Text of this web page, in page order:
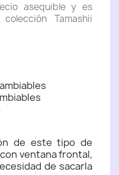
asequible y es
Tamashii
de este tipo de
ventana frontal,
de sacarla